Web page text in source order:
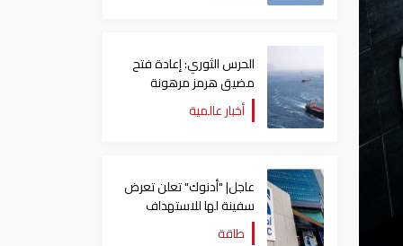
الحرس الثوري: إعادة فتح
مضيق هرمز مرهونة
بقبول واشنطن الكامل
لشروط طهران
أخبار عالمية
عاجل| "أدنوك" تعلن تعرض
سفينة لها للاستهداف
بصاروخ في مضيق هرمز
طاقة